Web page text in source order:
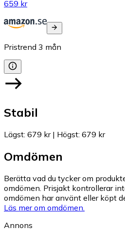
659 kr
Pristrend 3 mån
Stabil
Lägst: 679 kr| Högst: 679 kr
Omdömen
Berätta vad du tycker om
omdömen. Prisjakt kontrollerar
omdömen har använt eller köpt
Läs mer om omdömen.
Annons